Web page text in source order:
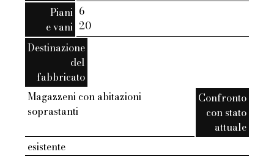
Piani
e vani
6
20
Destinazione
del
fabbricato
Magazzeni con abitazioni
soprastanti
Confronto
con stato
attuale
esistente